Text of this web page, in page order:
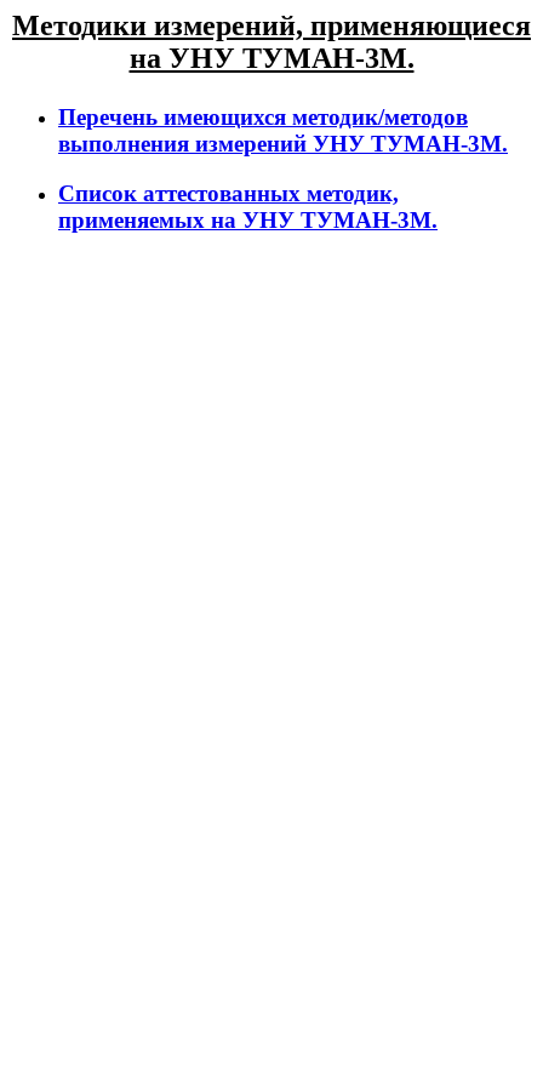
Методики измерений, применяющиеся
на УНУ ТУМАН-3М.
Перечень имеющихся методик/методов
выполнения измерений УНУ ТУМАН-3М.
Список аттестованных методик,
применяемых на УНУ ТУМАН-3М.